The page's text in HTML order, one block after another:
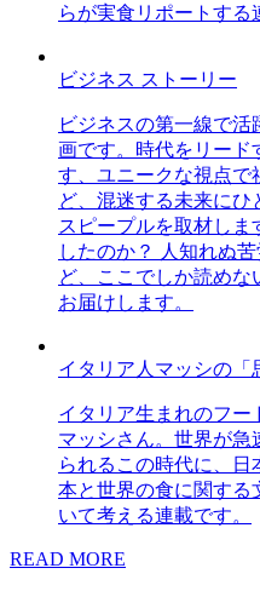
らが実食リポートする
ビジネス ストーリー
ビジネスの第一線で
画です。時代をリード
す、ユニークな視点で
ど、混迷する未来に
スピープルを取材しま
したのか？ 人知れぬ
ど、ここでしか読め
お届けします。
イタリア人マッシの「
イタリア生まれのフー
マッシさん。世界が急
られるこの時代に、日
本と世界の食に関する
いて考える連載です。
READ MORE